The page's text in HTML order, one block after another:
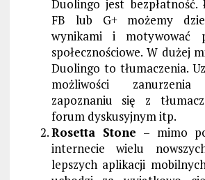
Duolingo jest
FB lub G+ możemy
wynikami i motywować
społecznościowe. W dużej
Duolingo to tłumaczenia.
możliwości
zapoznaniu się z
forum dyskusyjnym itp.
Rosetta Stone – mimo
internecie wielu
lepszych aplikacji